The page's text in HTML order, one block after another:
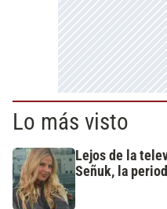
Lo más visto
Lejos de la
Señuk, la